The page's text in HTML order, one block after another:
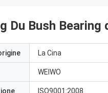
Du Bush
La Cina
WEIWO
ISO9001:2008